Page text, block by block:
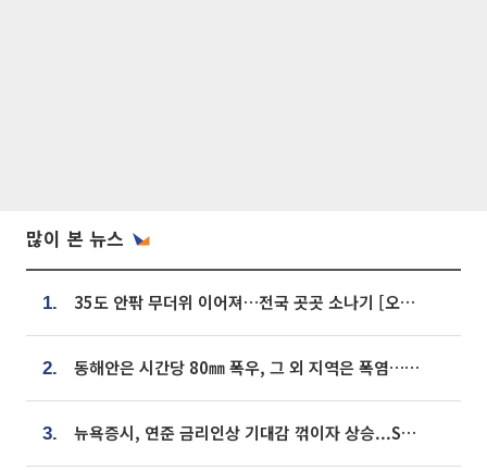
많이 본 뉴스
1. 35도 안팎 무더위 이어져…전국 곳곳 소나기 [오늘 날씨]
2. 동해안은 시간당 80㎜ 폭우, 그 외 지역은 폭염…‘극과 극 날씨’
3. 뉴욕증시, 연준 금리인상 기대감 꺾이자 상승...S&P500 사상 최고치 [종합]